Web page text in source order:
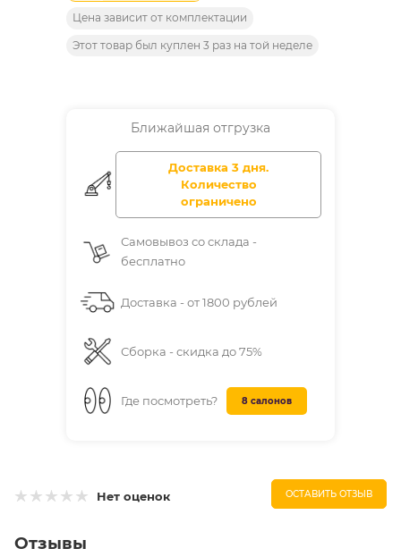
Цена зависит от комплектации
Этот товар был куплен 3 раз на той неделе
Ближайшая отгрузка
Доставка 3 дня.
Количество
ограничено
Где посмотреть? 8 салонов
Самовывоз со склада -
бесплатно
Доставка - от 1800 рублей
Сборка - скидка до 75%
Отзывы
Нет оценок ОСТАВИТЬ ОТЗЫВ